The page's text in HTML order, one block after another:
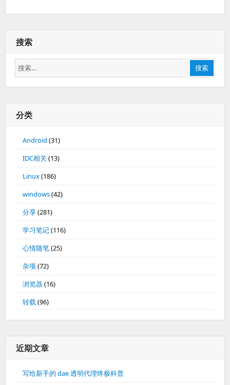
搜索
搜
索：
搜索
分类
Android (31)
IDC相关(13)
Linux(186)
windows(42)
分享(281)
学习笔记(116)
心情随笔(25)
杂项 (72)
浏览器(16)
转载(96)
近期文章
写给新手的 dae 透明代理终极科普